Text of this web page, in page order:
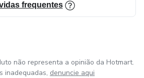
frequentes
não representa a opinião da Hotmart.
inadequadas, denuncie aqui